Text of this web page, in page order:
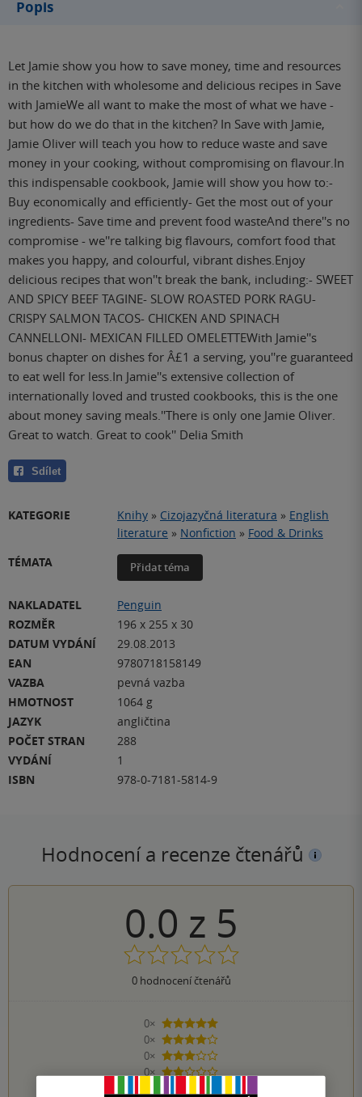
Popis
Let Jamie show you how to save money, time and resources
in the kitchen with wholesome and delicious recipes in Save
with JamieWe all want to make the most of what we have -
but how do we do that in the kitchen? In Save with Jamie,
Jamie Oliver will teach you how to reduce waste and save
money in your cooking, without compromising on flavour.In
this indispensable cookbook, Jamie will show you how to:-
Buy economically and efficiently- Get the most out of your
ingredients- Save time and prevent food wasteAnd there''s no
compromise - we''re talking big flavours, comfort food that
makes you happy, and colourful, vibrant dishes.Enjoy
delicious recipes that won''t break the bank, including:- SWEET
AND SPICY BEEF TAGINE- SLOW ROASTED PORK RAGU-
CRISPY SALMON TACOS- CHICKEN AND SPINACH
CANNELLONI- MEXICAN FILLED OMELETTEWith Jamie''s
bonus chapter on dishes for Â£1 a serving, you''re guaranteed
to eat well for less.In Jamie''s extensive collection of
internationally loved and trusted cookbooks, this is the one
about money saving meals.''There is only one Jamie Oliver.
Great to watch. Great to cook'' Delia Smith
Sdílet
KATEGORIE Knihy » Cizojazyčná literatura » English
literature » Nonfiction » Food & Drinks
TÉMATA
Přidat téma
NAKLADATEL
Penguin
ROZMĚR
196 x 255 x 30
DATUM VYDÁNÍ
29.08.2013
EAN
9780718158149
VAZBA
pevná vazba
HMOTNOST
1064 g
JAZYK
angličtina
POČET STRAN
288
VYDÁNÍ
1
ISBN
978-0-7181-5814-9
Hodnocení a recenze čtenářů
0.0 z 5
0hodnocení čtenářů
0×
5 hvězdiček
0×
4 hvězdičky
0×
3 hvězdičky
0×
2 hvězdičky